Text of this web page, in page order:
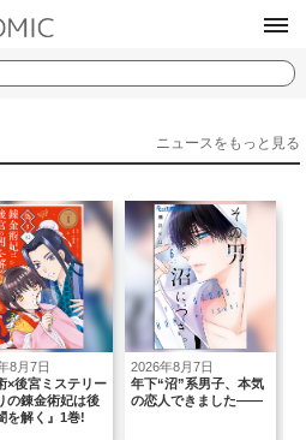
ニュースをもっと見る
8月7日
×後宮ミステリー
の錬金術妃は後
を解く』1巻!
2026年8月7日
年下“沼”系男子、本気
の恋人できました――